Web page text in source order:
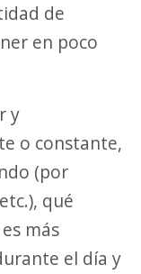
de
en poco
o constante,
(por
qué
más
el día y